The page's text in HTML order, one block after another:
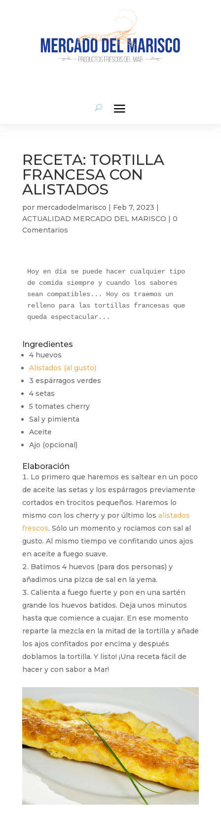
RECETA: TORTILLA
FRANCESA CON
ALISTADOS
por mercadodelmarisco | Feb 7, 2023 |
ACTUALIDAD MERCADO DEL MARISCO | 0
Comentarios
Hoy en día se puede hacer cualquier tipo
de comida siempre y cuando los sabores
sean compatibles... Hoy os traemos un
relleno para las tortillas francesas que
queda espectacular...
Ingredientes
4 huevos
Alistados (al gusto)
3 espárragos verdes
4 setas
5 tomates cherry
Sal y pimienta
Aceite
Ajo (opcional)
Elaboración
Lo primero que haremos es saltear en un poco
de aceite las setas y los espárragos previamente
cortados en trocitos pequeños. Haremos lo
mismo con los cherry y por último los alistados
frescos. Sólo un momento y rociamos con sal al
gusto. Al mismo tiempo ve confitando unos ajos
en aceite a fuego suave.
Batimos 4 huevos (para dos personas) y
añadimos una pizca de sal en la yema.
Calienta a fuego fuerte y pon en una sartén
grande los huevos batidos. Deja unos minutos
hasta que comience a cuajar. En ese momento
reparte la mezcla en la mitad de la tortilla y añade
los ajos confitados por encima y después
doblamos la tortilla. Y listo! ¡Una receta fácil de
hacer y con sabor a Mar!